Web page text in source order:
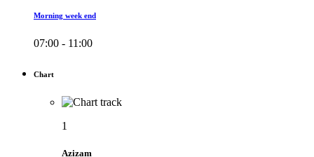
Morning week end
07:00 - 11:00
Chart
1
Azizam